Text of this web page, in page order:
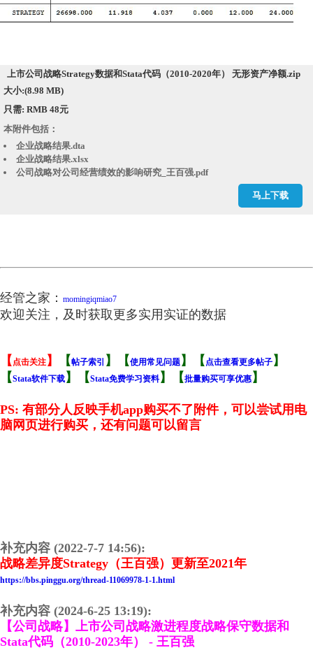
上市公司战略Strategy数据和Stata代码（2010-2020年） 无形资产净额.zip
大小:(8.98 MB)
只需: RMB 48元
马上下载
本附件包括：
企业战略结果.dta
企业战略结果.xlsx
公司战略对公司经营绩效的影响研究_王百强.pdf
经管之家： momingiqmiao7
欢迎关注，及时获取更多实用实证的数据
【 点击关注 】 【帖子索引 】 【使用常见问题 】 【 点击查看更多帖子 】
【Stata软件下载 】 【Stata免费学习资料 】【批量购买可享优惠 】
PS: 有部分人反映手机app购买不了附件，可以尝试用电
脑网页进行购买，还有问题可以留言
补充内容 (2022-7-7 14:56):
战略差异度Strategy（王百强）更新至2021年
https://bbs.pinggu.org/thread-11069978-1-1.html
补充内容 (2024-6-25 13:19):
【公司战略】上市公司战略激进程度战略保守数据和
Stata代码（2010-2023年） - 王百强